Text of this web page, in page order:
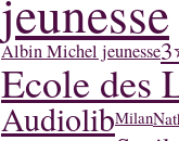
jeunesse
Albin Michel jeunesse
Ecole des
AudiolibMilan